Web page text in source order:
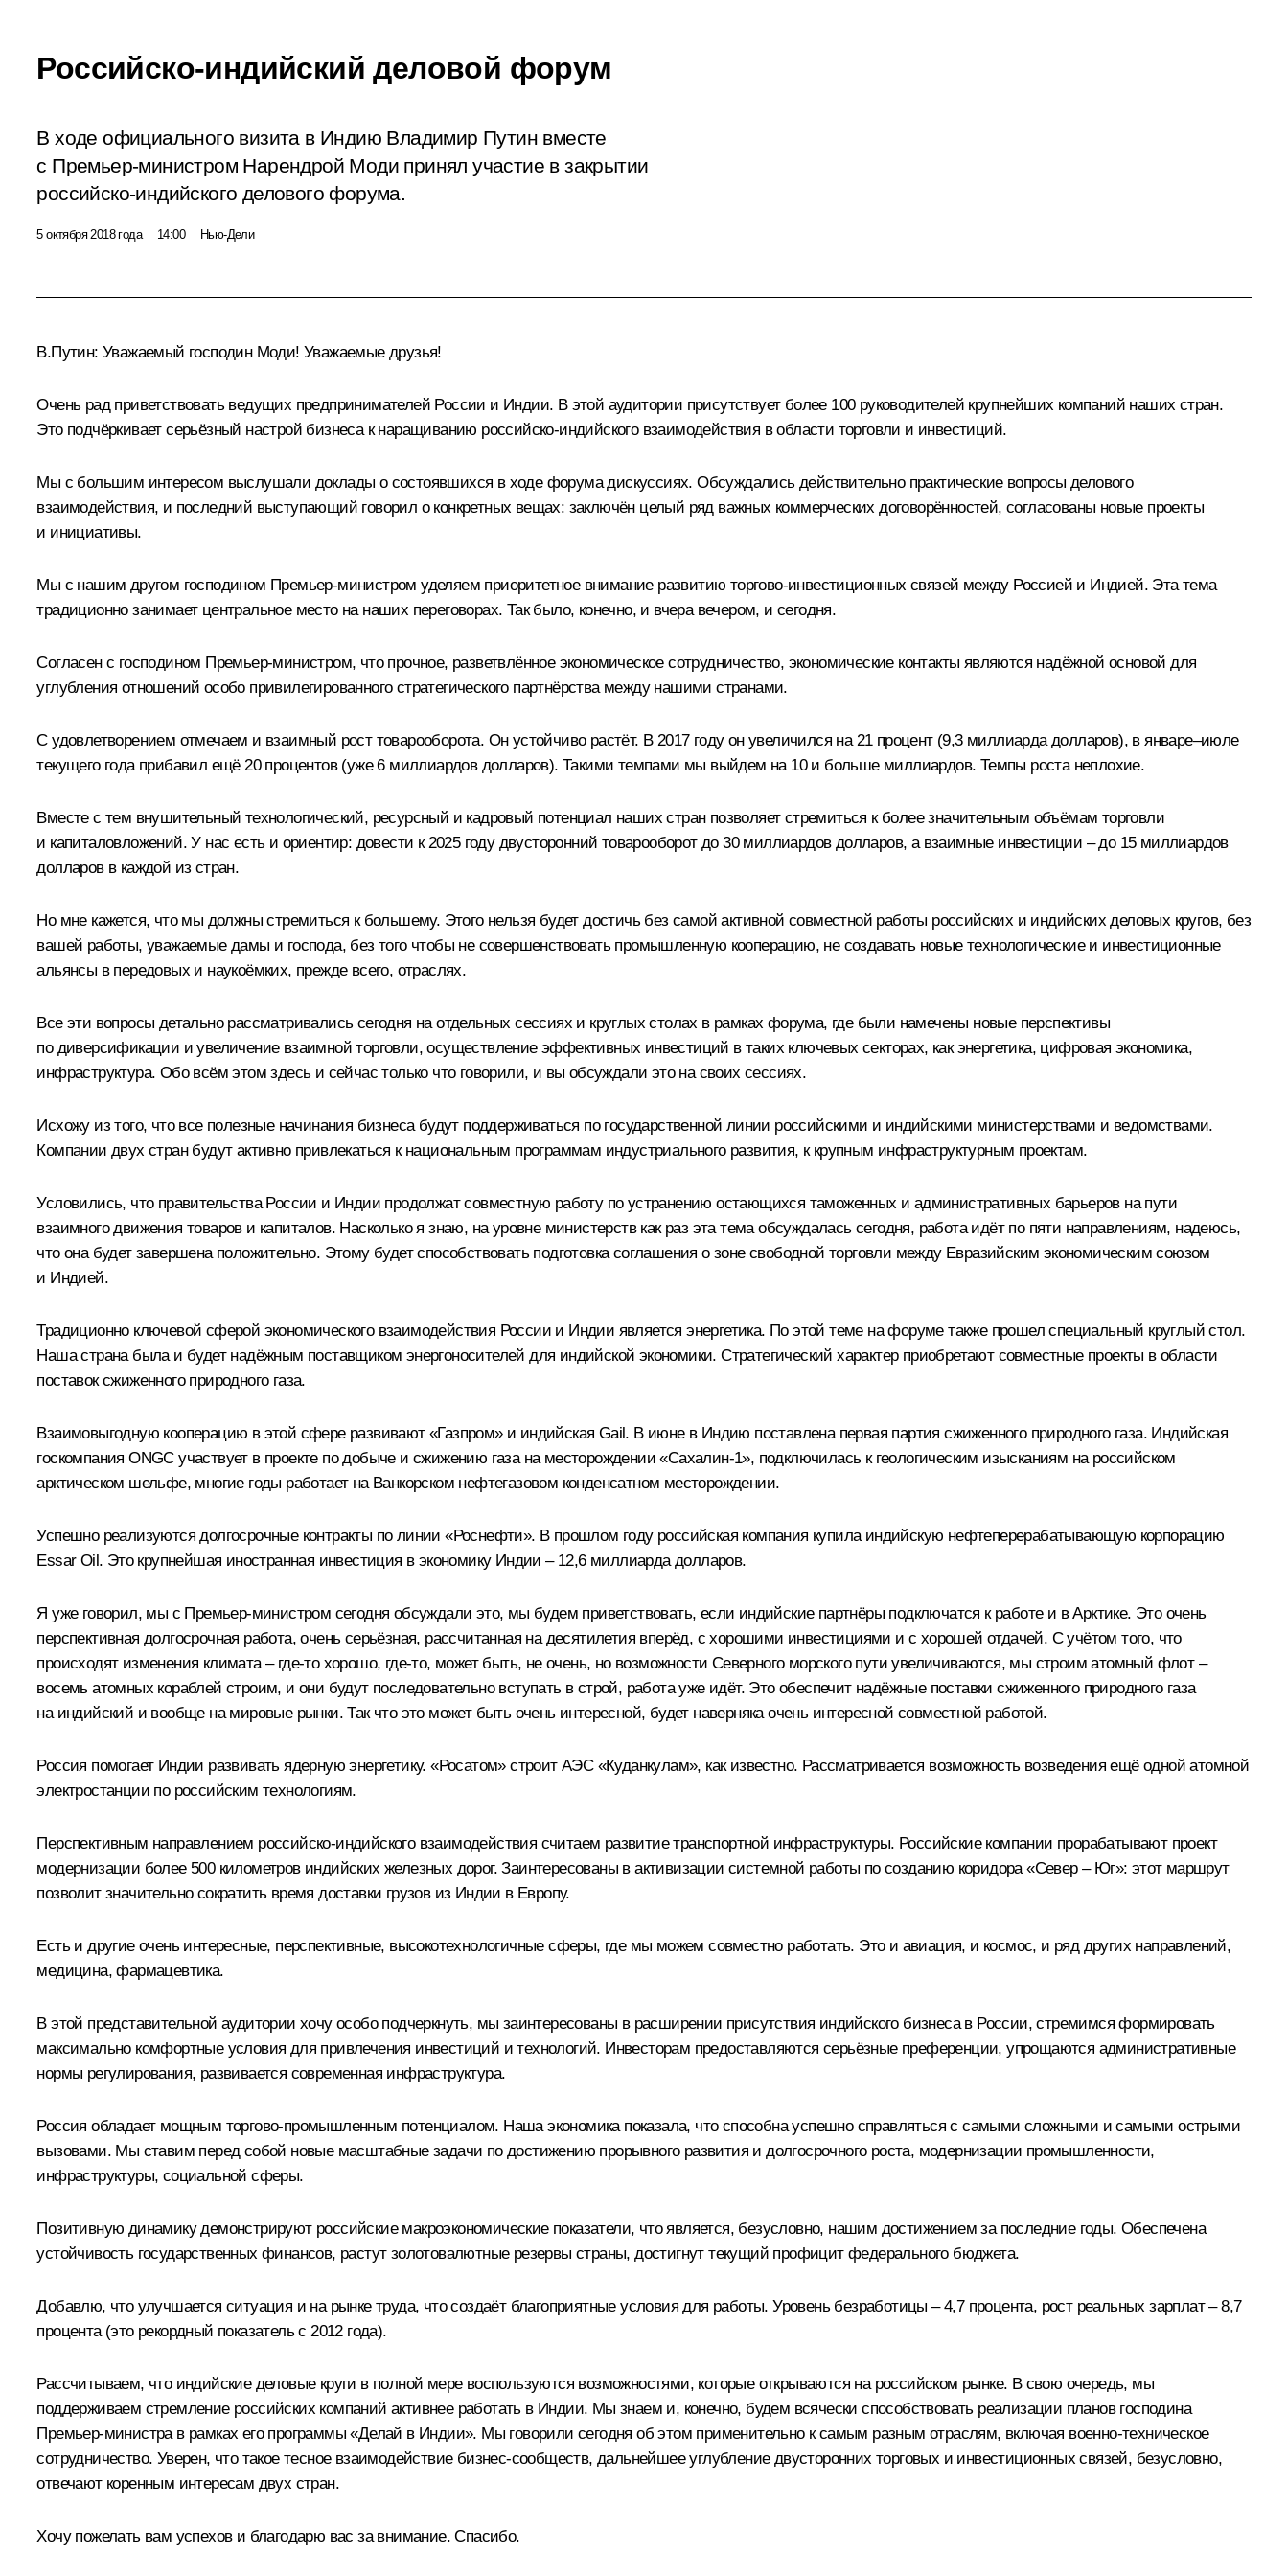
Российско-индийский деловой форум
В ходе официального визита в Индию Владимир Путин вместе
с Премьер-министром Нарендрой Моди принял участие в закрытии
российско-индийского делового форума.
5 октября 2018 года 14:00 Нью-Дели
В.Путин: Уважаемый господин Моди! Уважаемые друзья!
Очень рад приветствовать ведущих предпринимателей России и Индии. В этой аудитории присутствует более 100 руководителей крупнейших компаний наших стран.
Это подчёркивает серьёзный настрой бизнеса к наращиванию российско-индийского взаимодействия в области торговли и инвестиций.
Мы с большим интересом выслушали доклады о состоявшихся в ходе форума дискуссиях. Обсуждались действительно практические вопросы делового
взаимодействия, и последний выступающий говорил о конкретных вещах: заключён целый ряд важных коммерческих договорённостей, согласованы новые проекты
и инициативы.
Мы с нашим другом господином Премьер-министром уделяем приоритетное внимание развитию торгово-инвестиционных связей между Россией и Индией. Эта тема
традиционно занимает центральное место на наших переговорах. Так было, конечно, и вчера вечером, и сегодня.
Согласен с господином Премьер-министром, что прочное, разветвлённое экономическое сотрудничество, экономические контакты являются надёжной основой для
углубления отношений особо привилегированного стратегического партнёрства между нашими странами.
С удовлетворением отмечаем и взаимный рост товарооборота. Он устойчиво растёт. В 2017 году он увеличился на 21 процент (9,3 миллиарда долларов), в январе–июле
текущего года прибавил ещё 20 процентов (уже 6 миллиардов долларов). Такими темпами мы выйдем на 10 и больше миллиардов. Темпы роста неплохие.
Вместе с тем внушительный технологический, ресурсный и кадровый потенциал наших стран позволяет стремиться к более значительным объёмам торговли
и капиталовложений. У нас есть и ориентир: довести к 2025 году двусторонний товарооборот до 30 миллиардов долларов, а взаимные инвестиции – до 15 миллиардов
долларов в каждой из стран.
Но мне кажется, что мы должны стремиться к большему. Этого нельзя будет достичь без самой активной совместной работы российских и индийских деловых кругов, без
вашей работы, уважаемые дамы и господа, без того чтобы не совершенствовать промышленную кооперацию, не создавать новые технологические и инвестиционные
альянсы в передовых и наукоёмких, прежде всего, отраслях.
Все эти вопросы детально рассматривались сегодня на отдельных сессиях и круглых столах в рамках форума, где были намечены новые перспективы
по диверсификации и увеличение взаимной торговли, осуществление эффективных инвестиций в таких ключевых секторах, как энергетика, цифровая экономика,
инфраструктура. Обо всём этом здесь и сейчас только что говорили, и вы обсуждали это на своих сессиях.
Исхожу из того, что все полезные начинания бизнеса будут поддерживаться по государственной линии российскими и индийскими министерствами и ведомствами.
Компании двух стран будут активно привлекаться к национальным программам индустриального развития, к крупным инфраструктурным проектам.
Условились, что правительства России и Индии продолжат совместную работу по устранению остающихся таможенных и административных барьеров на пути
взаимного движения товаров и капиталов. Насколько я знаю, на уровне министерств как раз эта тема обсуждалась сегодня, работа идёт по пяти направлениям, надеюсь,
что она будет завершена положительно. Этому будет способствовать подготовка соглашения о зоне свободной торговли между Евразийским экономическим союзом
и Индией.
Традиционно ключевой сферой экономического взаимодействия России и Индии является энергетика. По этой теме на форуме также прошел специальный круглый стол.
Наша страна была и будет надёжным поставщиком энергоносителей для индийской экономики. Стратегический характер приобретают совместные проекты в области
поставок сжиженного природного газа.
Взаимовыгодную кооперацию в этой сфере развивают «Газпром» и индийская Gail. В июне в Индию поставлена первая партия сжиженного природного газа. Индийская
госкомпания ONGC участвует в проекте по добыче и сжижению газа на месторождении «Сахалин-1», подключилась к геологическим изысканиям на российском
арктическом шельфе, многие годы работает на Ванкорском нефтегазовом конденсатном месторождении.
Успешно реализуются долгосрочные контракты по линии «Роснефти». В прошлом году российская компания купила индийскую нефтеперерабатывающую корпорацию
Essar Oil. Это крупнейшая иностранная инвестиция в экономику Индии – 12,6 миллиарда долларов.
Я уже говорил, мы с Премьер-министром сегодня обсуждали это, мы будем приветствовать, если индийские партнёры подключатся к работе и в Арктике. Это очень
перспективная долгосрочная работа, очень серьёзная, рассчитанная на десятилетия вперёд, с хорошими инвестициями и с хорошей отдачей. С учётом того, что
происходят изменения климата – где-то хорошо, где-то, может быть, не очень, но возможности Северного морского пути увеличиваются, мы строим атомный флот –
восемь атомных кораблей строим, и они будут последовательно вступать в строй, работа уже идёт. Это обеспечит надёжные поставки сжиженного природного газа
на индийский и вообще на мировые рынки. Так что это может быть очень интересной, будет наверняка очень интересной совместной работой.
Россия помогает Индии развивать ядерную энергетику. «Росатом» строит АЭС «Куданкулам», как известно. Рассматривается возможность возведения ещё одной атомной
электростанции по российским технологиям.
Перспективным направлением российско-индийского взаимодействия считаем развитие транспортной инфраструктуры. Российские компании прорабатывают проект
модернизации более 500 километров индийских железных дорог. Заинтересованы в активизации системной работы по созданию коридора «Север – Юг»: этот маршрут
позволит значительно сократить время доставки грузов из Индии в Европу.
Есть и другие очень интересные, перспективные, высокотехнологичные сферы, где мы можем совместно работать. Это и авиация, и космос, и ряд других направлений,
медицина, фармацевтика.
В этой представительной аудитории хочу особо подчеркнуть, мы заинтересованы в расширении присутствия индийского бизнеса в России, стремимся формировать
максимально комфортные условия для привлечения инвестиций и технологий. Инвесторам предоставляются серьёзные преференции, упрощаются административные
нормы регулирования, развивается современная инфраструктура.
Россия обладает мощным торгово-промышленным потенциалом. Наша экономика показала, что способна успешно справляться с самыми сложными и самыми острыми
вызовами. Мы ставим перед собой новые масштабные задачи по достижению прорывного развития и долгосрочного роста, модернизации промышленности,
инфраструктуры, социальной сферы.
Позитивную динамику демонстрируют российские макроэкономические показатели, что является, безусловно, нашим достижением за последние годы. Обеспечена
устойчивость государственных финансов, растут золотовалютные резервы страны, достигнут текущий профицит федерального бюджета.
Добавлю, что улучшается ситуация и на рынке труда, что создаёт благоприятные условия для работы. Уровень безработицы – 4,7 процента, рост реальных зарплат – 8,7
процента (это рекордный показатель с 2012 года).
Рассчитываем, что индийские деловые круги в полной мере воспользуются возможностями, которые открываются на российском рынке. В свою очередь, мы
поддерживаем стремление российских компаний активнее работать в Индии. Мы знаем и, конечно, будем всячески способствовать реализации планов господина
Премьер-министра в рамках его программы «Делай в Индии». Мы говорили сегодня об этом применительно к самым разным отраслям, включая военно-техническое
сотрудничество. Уверен, что такое тесное взаимодействие бизнес-сообществ, дальнейшее углубление двусторонних торговых и инвестиционных связей, безусловно,
отвечают коренным интересам двух стран.
Хочу пожелать вам успехов и благодарю вас за внимание. Спасибо.